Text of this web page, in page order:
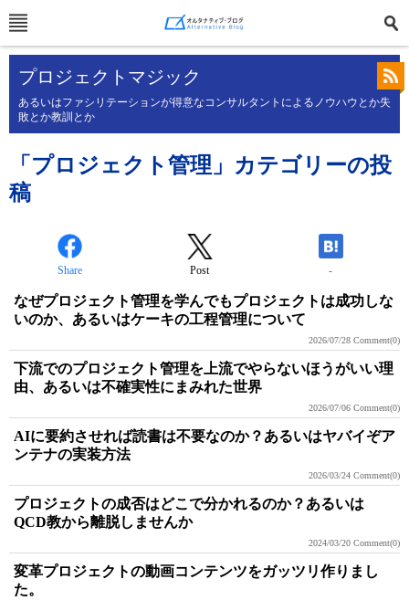
プロジェクトマジック
あるいはファシリテーションが得意なコンサルタントによるノウハウとか失
敗とか教訓とか
「プロジェクト管理」カテゴリーの投
稿
Share Post -
なぜプロジェクト管理を学んでもプロジェクトは成功しな
いのか、あるいはケーキの工程管理について
2026/07/28 Comment(0)
下流でのプロジェクト管理を上流でやらないほうがいい理
由、あるいは不確実性にまみれた世界
2026/07/06 Comment(0)
AIに要約させれば読書は不要なのか？あるいはヤバイぞア
ンテナの実装方法
2026/03/24 Comment(0)
プロジェクトの成否はどこで分かれるのか？あるいは
QCD教から離脱しませんか
2024/03/20 Comment(0)
変革プロジェクトの動画コンテンツをガッツリ作りまし
た。